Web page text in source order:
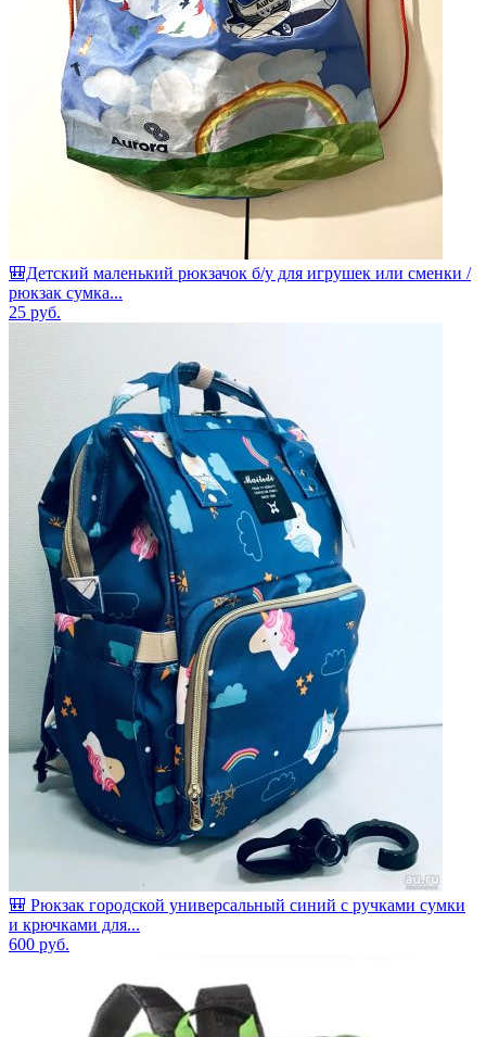
🎒Детский маленький рюкзачок б/у для игрушек или сменки /
рюкзак сумка...
25 руб.
🎒 Рюкзак городской универсальный синий с ручками сумки
и крючками для...
600 руб.